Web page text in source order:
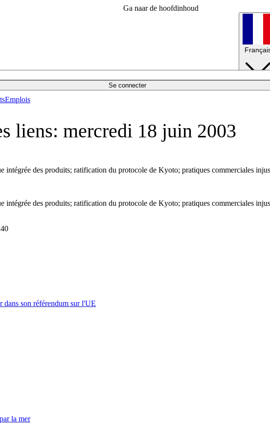
Ga naar de hoofdinhoud
Se connecter
Emplois
liens: mercredi 18 juin 2003
des produits; ratification du protocole de Kyoto; pratiques commerciales
des produits; ratification du protocole de Kyoto; pratiques commerciales
son référendum sur l'UE
la mer